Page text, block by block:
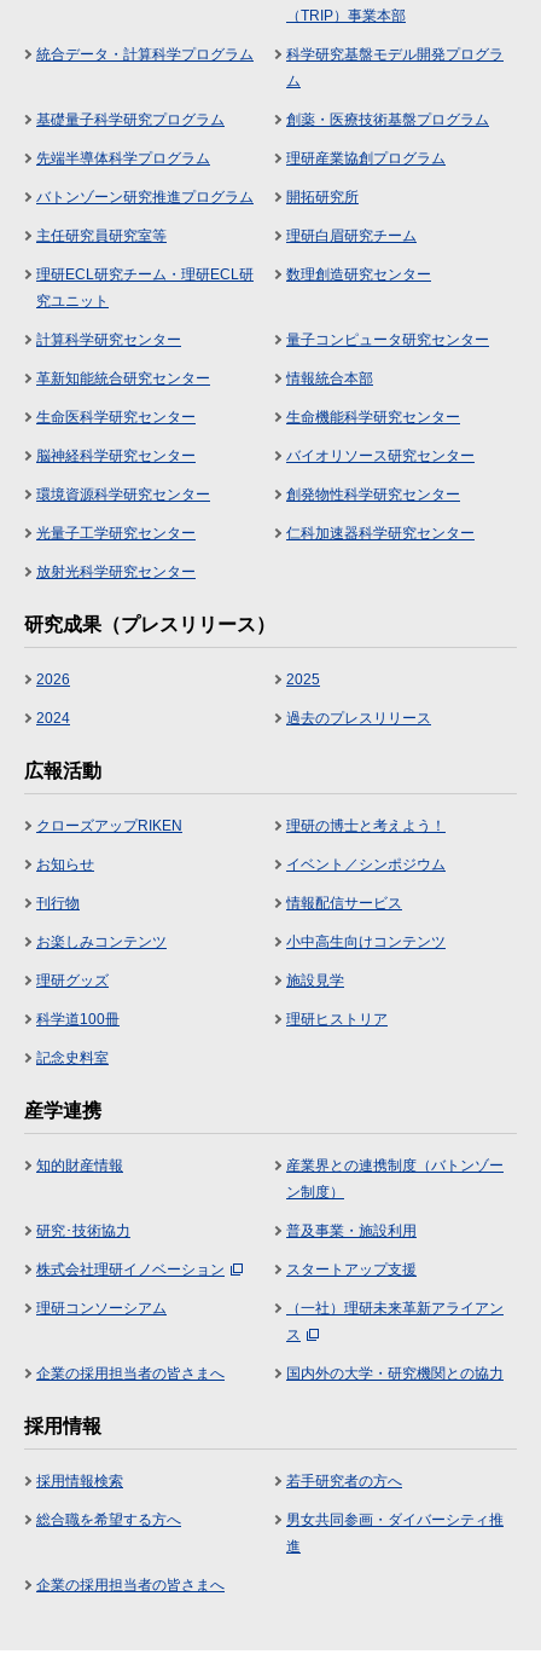
（TRIP）事業本部
統合データ・計算科学プログラム
科学研究基盤モデル開発プログラ
ム
基礎量子科学研究プログラム 創薬・医療技術基盤プログラム
先端半導体科学プログラム 理研産業協創プログラム
バトンゾーン研究推進プログラム 開拓研究所
主任研究員研究室等 理研白眉研究チーム
理研ECL研究チーム・理研ECL研
究ユニット
数理創造研究センター
計算科学研究センター 量子コンピュータ研究センター
革新知能統合研究センター 情報統合本部
生命医科学研究センター 生命機能科学研究センター
脳神経科学研究センター バイオリソース研究センター
環境資源科学研究センター 創発物性科学研究センター
光量子工学研究センター 仁科加速器科学研究センター
放射光科学研究センター
研究成果（プレスリリース）
2026 2025
2024 過去のプレスリリース
広報活動
クローズアップRIKEN 理研の博士と考えよう！
お知らせ イベント／シンポジウム
刊行物 情報配信サービス
お楽しみコンテンツ 小中高生向けコンテンツ
理研グッズ 施設見学
科学道100冊 理研ヒストリア
記念史料室
産学連携
知的財産情報
産業界との連携制度（バトンゾー
ン制度）
研究･技術協力 普及事業・施設利用
株式会社理研イノベーション スタートアップ支援
理研コンソーシアム
（一社）理研未来革新アライアン
ス
企業の採用担当者の皆さまへ 国内外の大学・研究機関との協力
採用情報
採用情報検索 若手研究者の方へ
総合職を希望する方へ
男女共同参画・ダイバーシティ推
進
企業の採用担当者の皆さまへ